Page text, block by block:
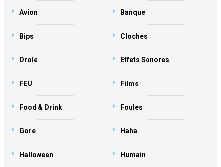
Avion Banque
Bips Cloches
Drole Effets Sonores
FEU Films
Food & Drink Foules
Gore Haha
Halloween Humain